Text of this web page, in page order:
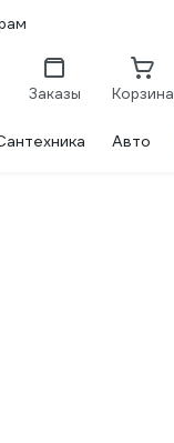
Заказы Корзина
Авто